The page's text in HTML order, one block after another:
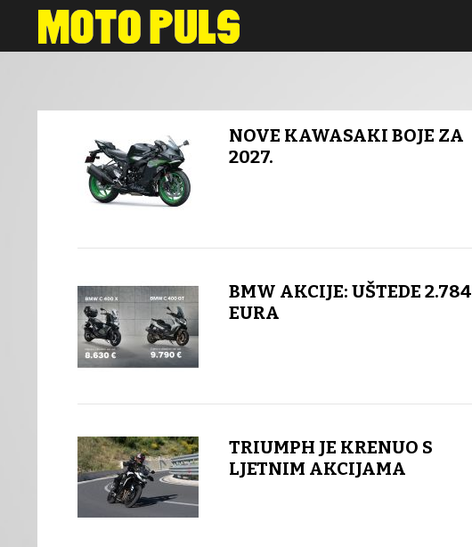
NOVE KAWASAKI BOJE ZA
2027.
BMW AKCIJE: UŠTEDE 2.784
EURA
TRIUMPH JE KRENUO S
LJETNIM AKCIJAMA